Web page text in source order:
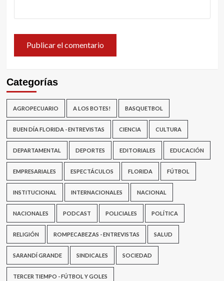
Categorías
AGROPECUARIO A LOS BOTES! BASQUETBOL
BUEN DÍA FLORIDA - ENTREVISTAS CIENCIA CULTURA
DEPARTAMENTAL DEPORTES EDITORIALES EDUCACIÓN
EMPRESARIALES ESPECTÁCULOS FLORIDA FÚTBOL
INSTITUCIONAL INTERNACIONALES NACIONAL
NACIONALES PODCAST POLICIALES POLÍTICA
RELIGIÓN ROMPECABEZAS - ENTREVISTAS SALUD
SARANDÍ GRANDE SINDICALES SOCIEDAD
TERCER TIEMPO - FÚTBOL Y GOLES